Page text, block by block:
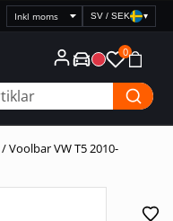
Välj
prisvisning
SV / SEK ▾
0
/ Voolbar VW T5 2010-